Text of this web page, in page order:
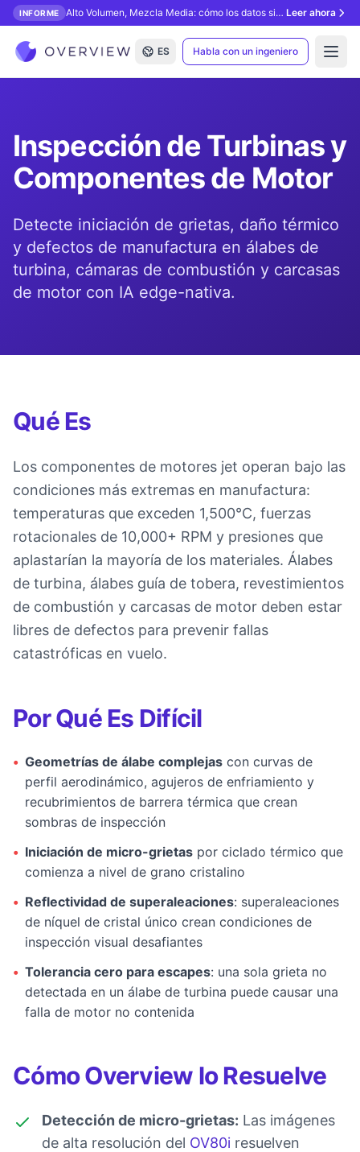
INFORME Alto Volumen, Mezcla Media: cómo los datos sintéticos desbloquean la inspección con IA. Leer ahora
ES Habla con un ingeniero
Inspección de Turbinas y
Componentes de Motor
Detecte iniciación de grietas, daño térmico
y defectos de manufactura en álabes de
turbina, cámaras de combustión y carcasas
de motor con IA edge-nativa.
Qué Es
Los componentes de motores jet operan bajo las
condiciones más extremas en manufactura:
temperaturas que exceden 1,500°C, fuerzas
rotacionales de 10,000+ RPM y presiones que
aplastarían la mayoría de los materiales. Álabes
de turbina, álabes guía de tobera, revestimientos
de combustión y carcasas de motor deben estar
libres de defectos para prevenir fallas
catastróficas en vuelo.
Por Qué Es Difícil
• Geometrías de álabe complejas con curvas de
perfil aerodinámico, agujeros de enfriamiento y
recubrimientos de barrera térmica que crean
sombras de inspección
• Iniciación de micro-grietas por ciclado térmico que
comienza a nivel de grano cristalino
• Reflectividad de superaleaciones: superaleaciones
de níquel de cristal único crean condiciones de
inspección visual desafiantes
• Tolerancia cero para escapes: una sola grieta no
detectada en un álabe de turbina puede causar una
falla de motor no contenida
Cómo Overview lo Resuelve
Detección de micro-grietas: Las imágenes
de alta resolución del OV80i resuelven